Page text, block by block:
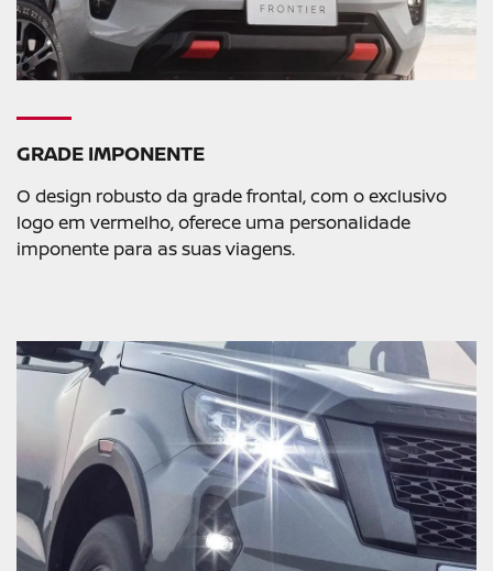
GRADE IMPONENTE
O design robusto da grade frontal, com o exclusivo
logo em vermelho, oferece uma personalidade
imponente para as suas viagens.